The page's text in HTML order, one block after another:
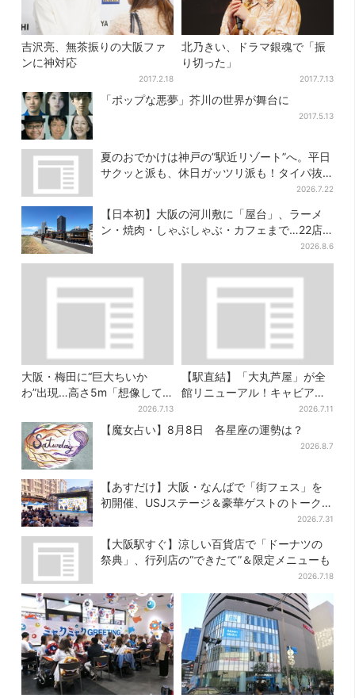
吉沢亮、無茶振りの大阪ファ
ンに神対応
2017.2.18
北乃きい、ドラマ銀魂で「振
り切った」
2017.7.13
「ポップな悪夢」芥川の世界が舞台に
2017.5.13
夏のおでかけは神戸の”駅近リゾート”へ。平日
サクッと派も、休日ガッツリ派も！タイパ抜
2026.7.22
【日本初】大阪の河川敷に「屋台」、ラーメ
ン・焼肉・しゃぶしゃぶ・カフェまで…22店
2026.8.6
大阪・梅田に“巨大ちいか
わ”出現…高さ5m「想像して
たより結構デカい」「ちい
さ…くはない」
2026.7.13
【駅直結】「大丸芦屋」が全
館リニューアル！キャビア・
トリュフ・紅茶…関西初グル
メ＆焼き菓子も
2026.7.11
【魔女占い】8月8日 各星座の運勢は？
2026.8.7
【あすだけ】大阪・なんばで「街フェス」を
初開催、USJステージ＆豪華ゲストのトークシ
2026.7.31
【大阪駅すぐ】涼しい百貨店で「ドーナツの
祭典」、行列店の“できたて”＆限定メニューも
2026.7.18